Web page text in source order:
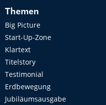
Themen
Big Picture
Start-Up-Zone
Klartext
Titelstory
Testimonial
Erdbewegung
Jubiläumsausgabe